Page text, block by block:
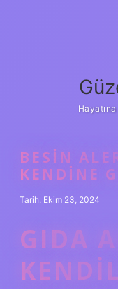
BESIN
KENDINE
Tarih: Ekim 23, 2024
GIDA